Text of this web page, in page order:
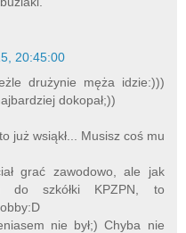
20:45:00
drużynie męża idzie:)))
dokopał;))
już wsiąkł... Musisz coś mu
grać zawodowo, ale jak
do szkółki KPZPN, to
nie był;) Chyba nie